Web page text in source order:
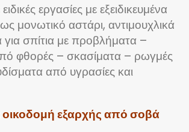
εργασίες με εξειδικευμένα
μονωτικό αστάρι, αντιμουχλικά
σπίτια με προβλήματα –
φθορές – σκασίματα – ρωγμές
από υγρασίες και
οικοδομή εξαρχής από σοβά